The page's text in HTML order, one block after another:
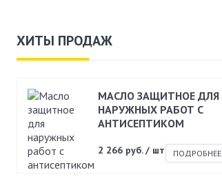
ХИТЫ ПРОДАЖ
МАСЛО ЗАЩИТНОЕ ДЛЯ
НАРУЖНЫХ РАБОТ С
АНТИСЕПТИКОМ
2 266 руб. / шт ПОДРОБНЕЕ